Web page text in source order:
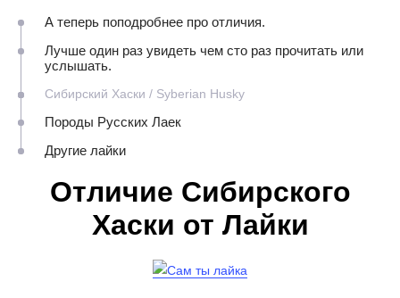
А теперь поподробнее про отличия.
Лучше один раз увидеть чем сто раз прочитать или
услышать.
Cибирский Хаски / Syberian Husky
Породы Русских Лаек
Другие лайки
Отличие Сибирского
Хаски от Лайки